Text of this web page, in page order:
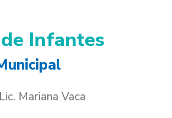
Infantes
Mariana Vaca